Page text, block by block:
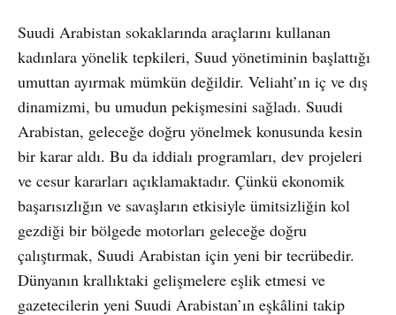
Suudi Arabistan sokaklarında araçlarını kullanan
kadınlara yönelik tepkileri, Suud yönetiminin başlattığı
umuttan ayırmak mümkün değildir. Veliaht’ın iç ve dış
dinamizmi, bu umudun pekişmesini sağladı. Suudi
Arabistan, geleceğe doğru yönelmek konusunda kesin
bir karar aldı. Bu da iddialı programları, dev projeleri
ve cesur kararları açıklamaktadır. Çünkü ekonomik
başarısızlığın ve savaşların etkisiyle ümitsizliğin kol
gezdiği bir bölgede motorları geleceğe doğru
çalıştırmak, Suudi Arabistan için yeni bir tecrübedir.
Dünyanın krallıktaki gelişmelere eşlik etmesi ve
gazetecilerin yeni Suudi Arabistan’ın eşkâlini takip